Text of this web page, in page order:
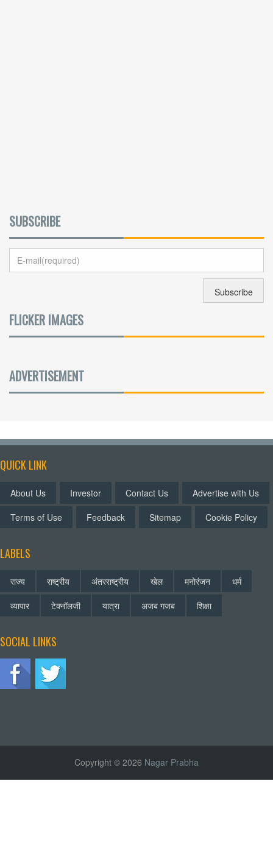
SUBSCRIBE
FLICKER IMAGES
ADVERTISEMENT
QUICK LINK
About Us Investor Contact Us
Advertise with Us
Terms of Use
Feedback Sitemap Cookie Policy
LABELS
राज्य राष्ट्रीय अंतरराष्ट्रीय खेल मनोरंजन
धर्म
व्यापार
टेक्नॉलजी यात्रा अजब गजब शिक्षा
SOCIAL LINKS
Copyright © 2026 Nagar Prabha